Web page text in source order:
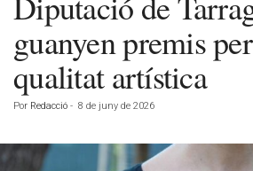
guanyen premis
qualitat artística
Por Redacció - 8 de juny de 2026